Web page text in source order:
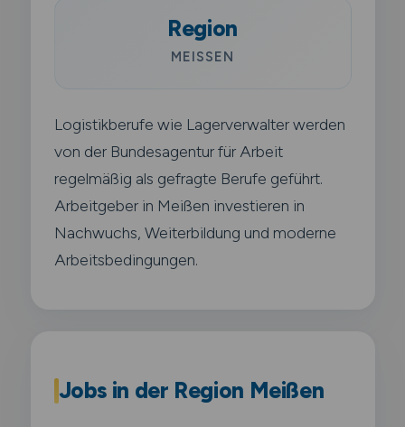
Region
MEISSEN
Logistikberufe wie Lagerverwalter werden
von der Bundesagentur für Arbeit
regelmäßig als gefragte Berufe geführt.
Arbeitgeber in Meißen investieren in
Nachwuchs, Weiterbildung und moderne
Arbeitsbedingungen.
Jobs in der Region Meißen